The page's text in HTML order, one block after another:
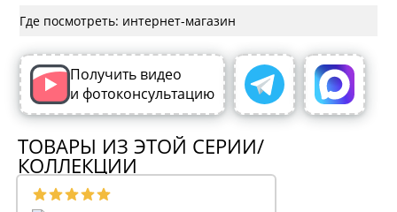
Где посмотреть: интернет-магазин
Получить видео
и фотоконсультацию
ТОВАРЫ ИЗ ЭТОЙ СЕРИИ/
КОЛЛЕКЦИИ